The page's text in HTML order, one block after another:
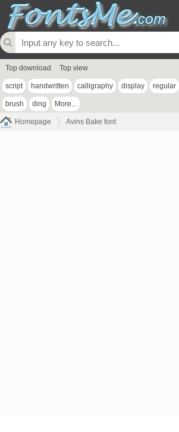
Top download Top view
script handwritten calligraphy display regular
brush ding More...
Homepage Avins Bake font